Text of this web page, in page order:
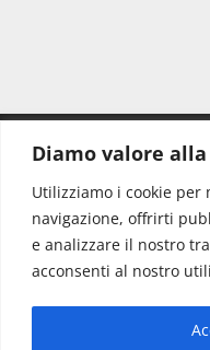
Diamo valore
Utilizziamo i cookie
navigazione, offrirti
e analizzare il nostro
acconsenti al nostro
Redazione:
Direttore:
Info & Commerciale: